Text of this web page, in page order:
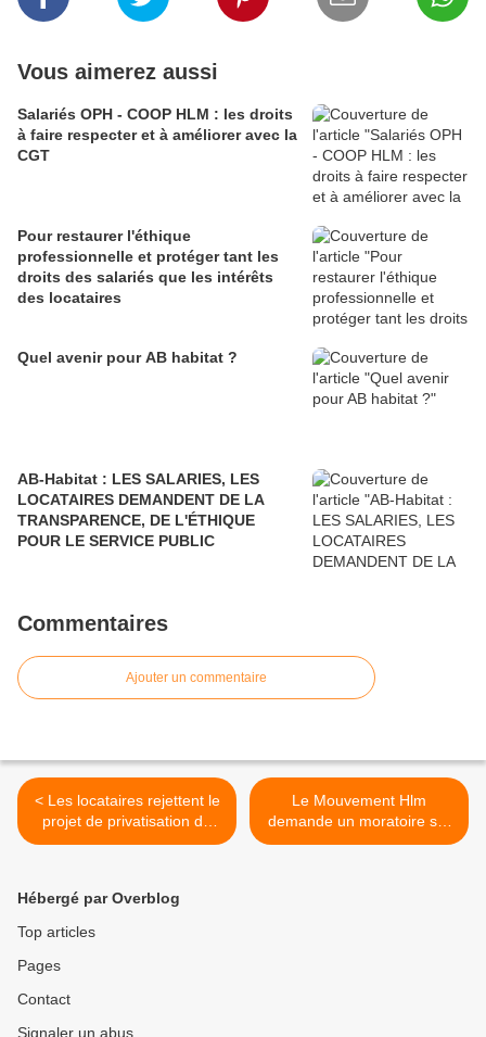
Vous aimerez aussi
Salariés OPH - COOP HLM : les droits
à faire respecter et à améliorer avec la
CGT
Pour restaurer l'éthique
professionnelle et protéger tant les
droits des salariés que les intérêts
des locataires
Quel avenir pour AB habitat ?
AB-Habitat : LES SALARIES, LES
LOCATAIRES DEMANDENT DE LA
TRANSPARENCE, DE L'ÉTHIQUE
POUR LE SERVICE PUBLIC
Commentaires
Ajouter un commentaire
< Les locataires rejettent le
projet de privatisation de
l'OPH de Bobigny : un
Le Mouvement Hlm
demande un moratoire sur
la baisse des APL >
Hébergé par Overblog
Top articles
Pages
Contact
Signaler un abus